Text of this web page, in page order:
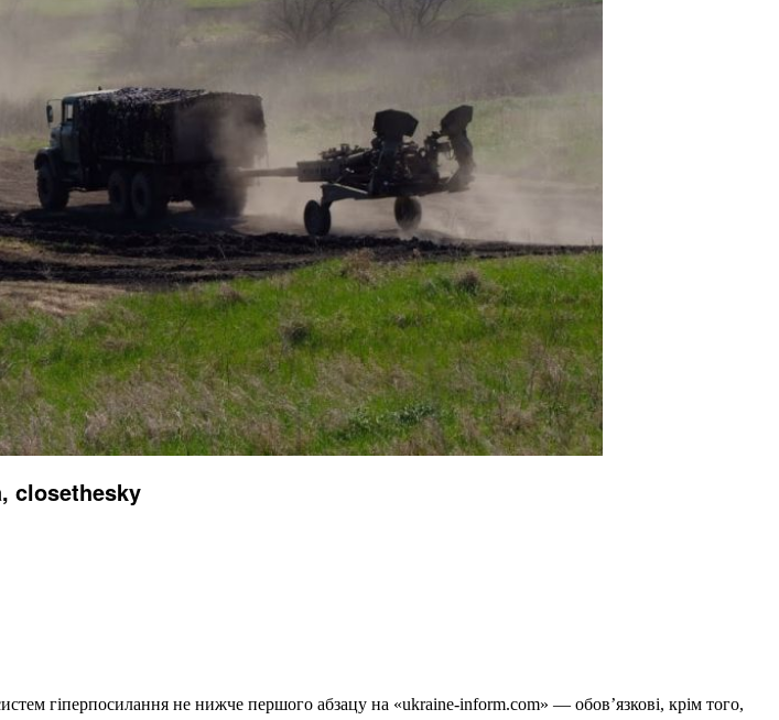
closethesky
гіперпосилання не нижче першого абзацу на «ukraine-inform.com» — обов’язкові, крім того,